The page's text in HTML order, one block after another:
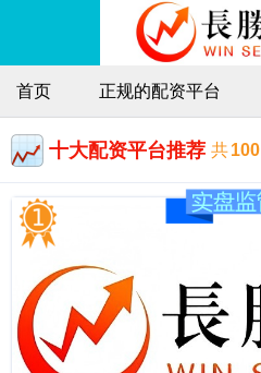
首页 正规的配资平台
十大配资平台推荐 共100